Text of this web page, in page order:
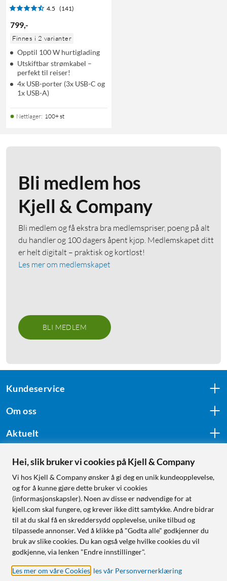
4.5 (141)
799,-
Finnes i 2 varianter
Opptil 100 W hurtiglading
Utskiftbar strømkabel –
perfekt til reiser!
4x USB-porter (3x USB-C og
1x USB-A)
Nettlager: 100+ st
Bli medlem hos
Kjell & Company
Bli medlem og få ekstra bra medlemspriser, poeng på alt
du handler og 100 dagers åpent kjøp. Medlemskapet ditt
er helt digitalt – praktisk og kortløst!
Les mer om medlemskapet
BLI MEDLEM
Kundeservice
Om oss
Aktuelt
Følg oss
Handle fra:
Sverige
Norge
Hei, slik bruker vi cookies på Kjell & Company
Vi hos Kjell & Company ønsker å gi deg en unik kundeopplevelse,
og for å kunne gjøre dette bruker vi cookies
(informasjonskapsler). Noen av disse er nødvendige for at
kjell.com skal fungere, og krever ikke ditt samtykke. Andre bidrar
til at du skal få en skreddersydd opplevelse, unike tilbud og
tilpassede annonser. Ved å klikke på "Godta alle" godkjenner du
bruk av slike cookies. Du kan også velge hvilke cookies du vil
godkjenne, via lenken "Endre innstillinger".
Les mer om våre Cookies les vår Personvernerklæring